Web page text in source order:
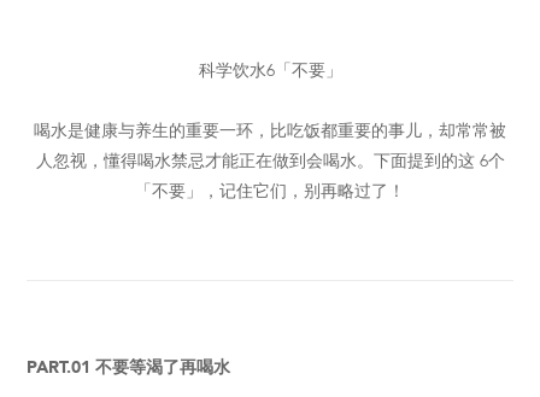
科学饮水6「不要」
喝水是健康与养生的重要一环，比吃饭都重要的事儿，却常常被
人忽视，懂得喝水禁忌才能正在做到会喝水。下面提到的这 6个
「不要」，记住它们，别再略过了！
PART.01 不要等渴了再喝水